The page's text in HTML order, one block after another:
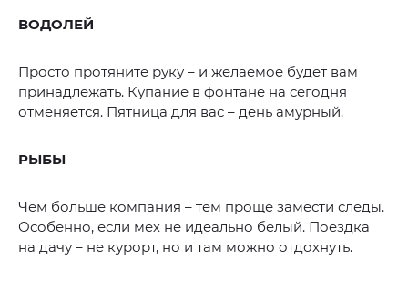
ВОДОЛЕЙ
Просто протяните руку – и желаемое будет вам
принадлежать. Купание в фонтане на сегодня
отменяется. Пятница для вас – день амурный.
РЫБЫ
Чем больше компания – тем проще замести следы.
Особенно, если мех не идеально белый. Поездка
на дачу – не курорт, но и там можно отдохнуть.